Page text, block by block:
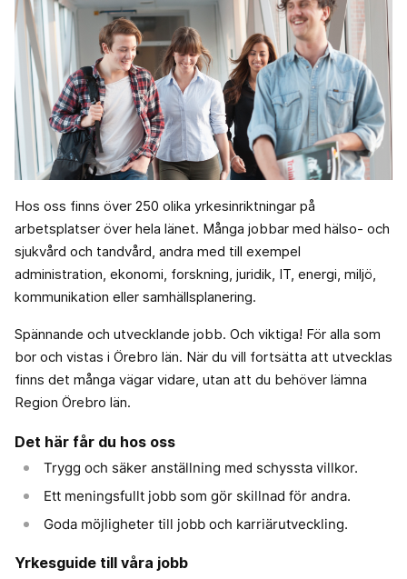
Hos oss finns över 250 olika yrkesinriktningar på
arbetsplatser över hela länet. Många jobbar med hälso- och
sjukvård och tandvård, andra med till exempel
administration, ekonomi, forskning, juridik, IT, energi, miljö,
kommunikation eller samhällsplanering.
Spännande och utvecklande jobb. Och viktiga! För alla som
bor och vistas i Örebro län. När du vill fortsätta att utvecklas
finns det många vägar vidare, utan att du behöver lämna
Region Örebro län.
Det här får du hos oss
Trygg och säker anställning med schyssta villkor.
Ett meningsfullt jobb som gör skillnad för andra.
Goda möjligheter till jobb och karriärutveckling.
Yrkesguide till våra jobb